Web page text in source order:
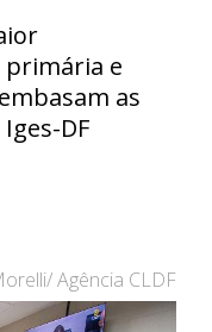
e
as
DF
Agência CLDF